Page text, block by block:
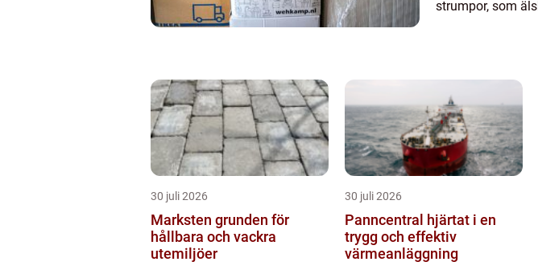
strumpor, som
30 juli 2026
Marksten grunden för
hållbara och vackra
utemiljöer
30 juli 2026
Panncentral hjärtat i en
trygg och effektiv
värmeanläggning